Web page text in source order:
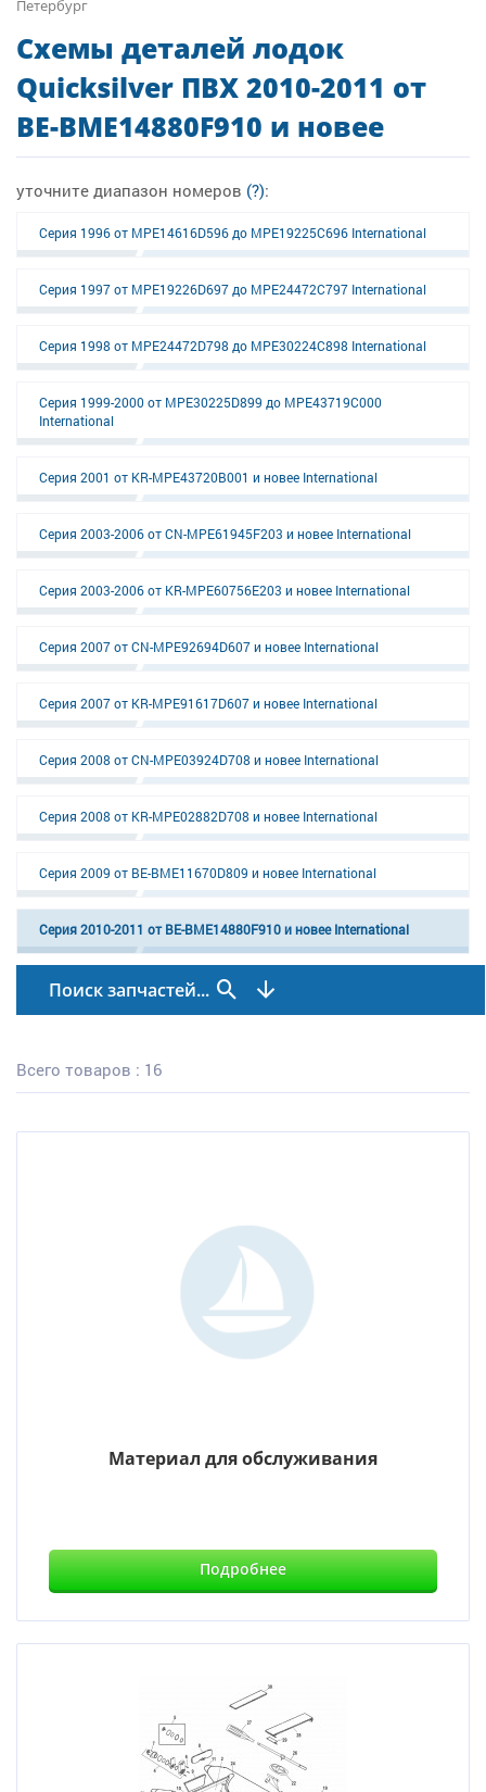
Петербург
Схемы деталей лодок
Quicksilver ПВХ 2010-2011 от
BE-BME14880F910 и новее
уточните диапазон номеров (?):
Серия 1996 от MPE14616D596 до MPE19225C696 International
Серия 1997 от MPE19226D697 до MPE24472C797 International
Серия 1998 от MPE24472D798 до MPE30224C898 International
Серия 1999-2000 от MPE30225D899 до MPE43719C000
International
Серия 2001 от KR-MPE43720B001 и новее International
Серия 2003-2006 от CN-MPE61945F203 и новее International
Серия 2003-2006 от KR-MPE60756E203 и новее International
Серия 2007 от CN-MPE92694D607 и новее International
Серия 2007 от KR-MPE91617D607 и новее International
Серия 2008 от CN-MPE03924D708 и новее International
Серия 2008 от KR-MPE02882D708 и новее International
Серия 2009 от BE-BME11670D809 и новее International
Серия 2010-2011 от BE-BME14880F910 и новее International
Поиск запчастей...
Всего товаров : 16
Материал для обслуживания
Подробнее